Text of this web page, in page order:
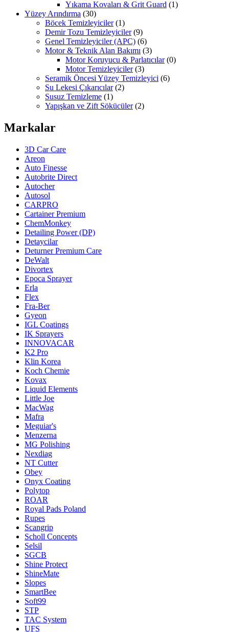
Yıkama Kovaları & Grit Guard (1)
Yüzey Arındırma (30)
Böcek Temizleyiciler (1)
Demir Tozu Temizleyiciler (9)
Genel Temizleyiciler (APC) (6)
Motor & Teknik Alan Bakımı (3)
Motor Koruyucu & Parlatıcılar (0)
Motor Temizleyiciler (3)
Seramik Öncesi Yüzey Temizleyici (6)
Su Lekesi Çıkarıcılar (2)
Susuz Temizleme (1)
Yapışkan ve Zift Sökücüler (2)
Markalar
3D Car Care
Areon
Auto Finesse
Autobrite Direct
Autocher
Autosol
CARPRO
Cartainer Premium
ChemMonkey
Detailing Power (DP)
Detaycilar
Deturner Premium Care
DeWalt
Divortex
Epoca Sprayer
Erla
Flex
Fra-Ber
Gyeon
IGL Coatings
IK Sprayers
INNOVACAR
K2 Pro
Klin Korea
Koch Chemie
Kovax
Liquid Elements
Little Joe
MacWag
Mafra
Meguiar's
Menzerna
MG Polishing
Nexdiag
NT Cutter
Obey
Onyx Coating
Polytop
ROAR
Royal Pads Poland
Rupes
Scangrip
Scholl Concepts
Selsil
SGCB
Shine Protect
ShineMate
Slopes
SmartBee
Soft99
STP
TAC System
UFS